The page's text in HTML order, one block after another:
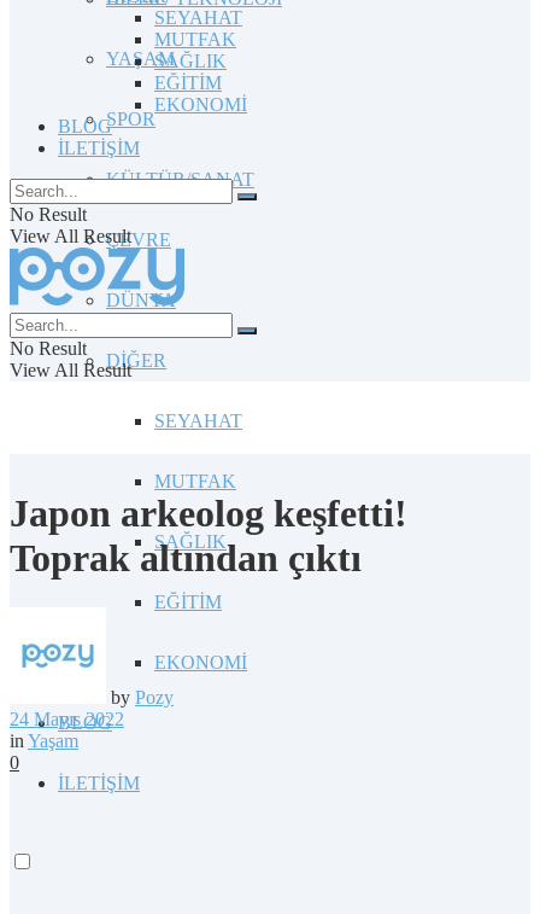
YAŞAM
SPOR
KÜLTÜR/SANAT
ÇEVRE
DÜNYA
DİĞER
SEYAHAT
MUTFAK
SAĞLIK
EĞİTİM
EKONOMİ
BLOG
İLETİŞİM
SEYAHAT
MUTFAK
SAĞLIK
EĞİTİM
EKONOMİ
BLOG
İLETİŞİM
No Result
View All Result
No Result
View All Result
Japon arkeolog keşfetti!
Toprak altından çıktı
by Pozy
24 Mayıs 2022
in Yaşam
0